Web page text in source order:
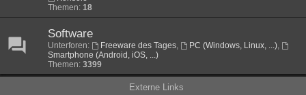
Themen: 18
Software
Unterforen: Freeware des Tages, PC (Windows, Linux, ...),
Smartphone (Android, iOS, ...)
Themen: 3399
Externe Links